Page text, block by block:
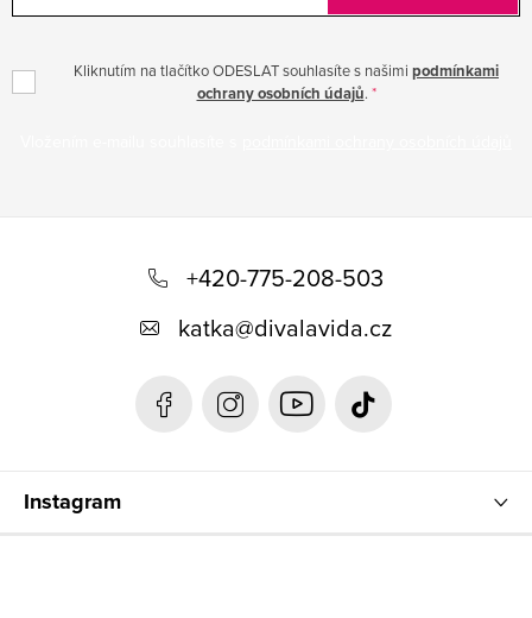
Kliknutím na tlačítko ODESLAT souhlasíte s našimi podmínkami
ochrany osobních údajů.
+420-775-208-503
katka@divalavida.cz
Instagram